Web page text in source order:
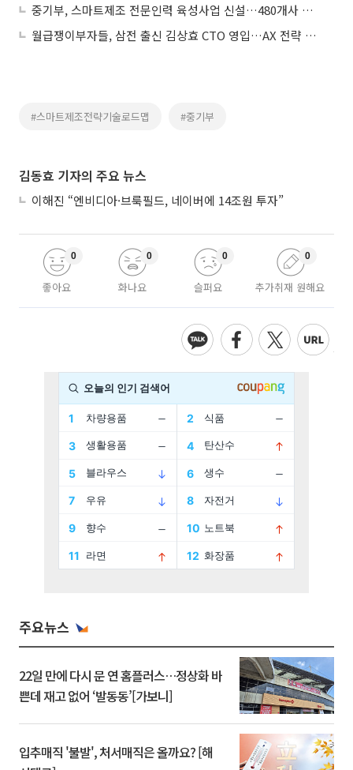
중기부, 스마트제조 전문인력 육성사업 신설…480개사 모집
월급쟁이부자들, 삼전 출신 김상효 CTO 영입…AX 전략 가속화
#스마트제조전략기술로드맵 #중기부
김동효 기자의 주요 뉴스
이해진 “엔비디아·브룩필드, 네이버에 14조원 투자”
좋아요
0
화나요
0
슬퍼요
0
추가취재 원해요
0
주요뉴스
22일 만에 다시 문 연 홈플러스…정상화 바
쁜데 재고 없어 ‘발동동’[가보니]
입추매직 '불발', 처서매직은 올까요? [해